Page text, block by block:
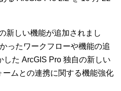
新しい機能が追加されまし
ったワークフローや機能の追
した ArcGIS Pro 独自の新しい
ムとの連携に関する機能強化